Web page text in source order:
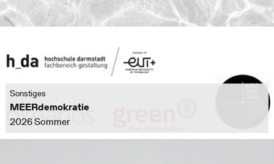
Sonstiges
MEERdemokratie
2026 Sommer